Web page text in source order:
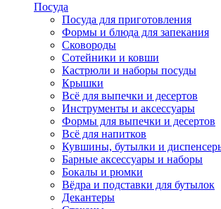
Посуда
Посуда для приготовления
Формы и блюда для запекания
Сковороды
Сотейники и ковши
Кастрюли и наборы посуды
Крышки
Всё для выпечки и десертов
Инструменты и аксессуары
Формы для выпечки и десертов
Всё для напитков
Кувшины, бутылки и
Барные аксессуары и наборы
Бокалы и рюмки
Вёдра и подставки для бутылок
Декантеры